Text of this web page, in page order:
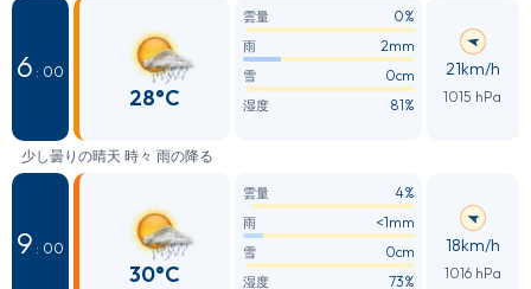
6 : 00
28°C
雲量 0%
雨 2mm
雪 0cm
湿度 81%
21km/h
1015 hPa
少し曇りの晴天 時々 雨の降る
9 : 00
30°C
雲量 4%
雨 <1mm
雪 0cm
湿度 73%
18km/h
1016 hPa